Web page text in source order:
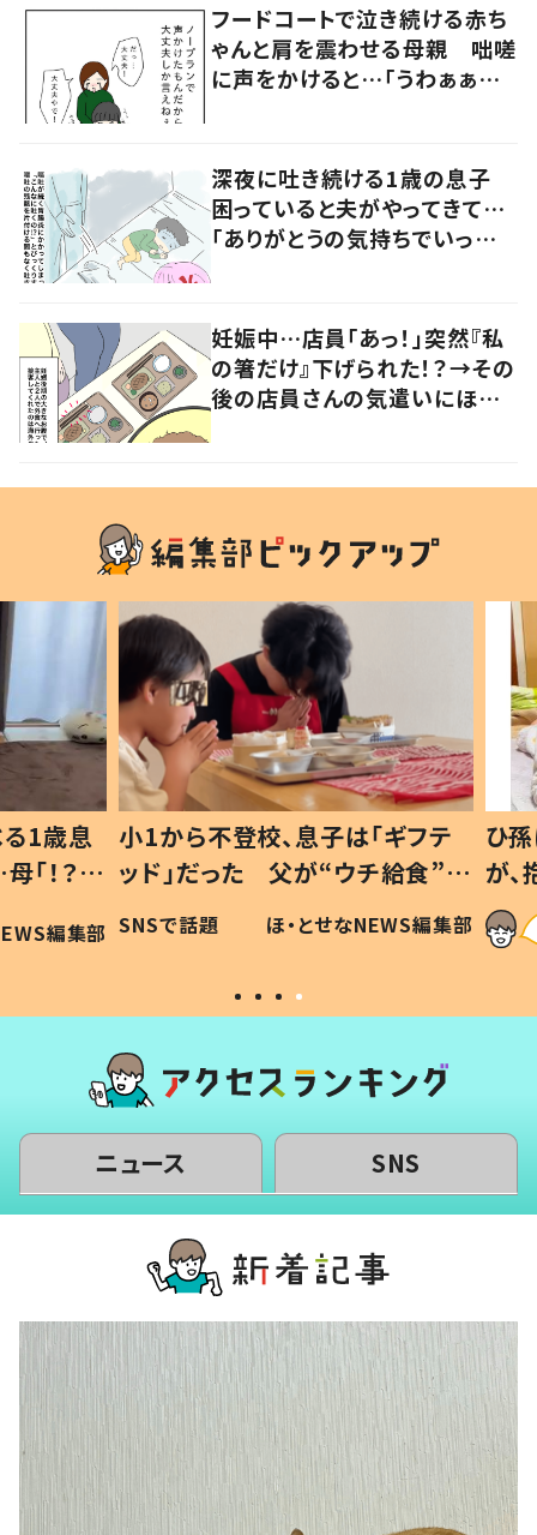
フードコートで泣き続ける赤ち
ゃんと肩を震わせる母親 咄嗟
に声をかけると…「うわぁぁぁ」
深夜に吐き続ける1歳の息子
困っていると夫がやってきて…
「ありがとうの気持ちでいっぱ
妊娠中…店員「あっ！」突然『私
の箸だけ』下げられた！？→その
後の店員さんの気遣いにほっこ
歳息
？」
編集部
小1から不登校、息子は「ギフテ
ッド」だった 父が“ウチ給食”を
作り続ける理由とは #令和の親
#令和の子
SNSで話題 ほ・とせなNEWS編集部
ひ孫
が、抱
「涙が
い」
ニュース SNS